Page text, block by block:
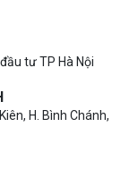
tư TP Hà Nội
H. Bình Chánh,